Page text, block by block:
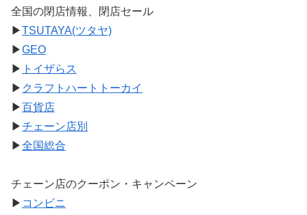
全国の閉店情報、閉店セール
▶TSUTAYA(ツタヤ)
▶GEO
▶ トイザらス
▶ クラフトハートトーカイ
▶百貨店
▶チェーン店別
▶全国総合
チェーン店のクーポン・キャンペーン
▶ コンビニ